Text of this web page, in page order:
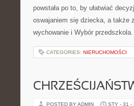
powstała po to, by ułatwiać
oswajaniem się dziecka, a także
wychowanie i Wybór
CATEGORIES: NIERUCHOMOŚCI
POSTED BY ADMIN STY - 31 -